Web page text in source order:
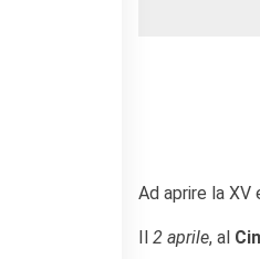
Ad aprire la XV
Il 2 aprile, al